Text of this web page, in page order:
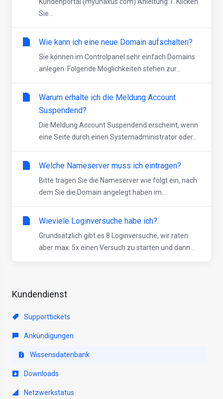
Kundendienst
Supporttickets
Ankündigungen
Wissensdatenbank
Downloads
Netzwerkstatus
Sie...
Wie kann ich eine neue Domain aufschalten?
Sie können im Controlpanel sehr einfach Domains
anlegen. Folgende Möglichkeiten stehen zur...
Warum erhalte ich die Meldung Account
Suspendend?
Die Meldung Account Suspendend erscheint, wenn
eine Seite durch einen Systemadministrator oder...
Welche Nameserver muss ich eintragen?
Bitte tragen Sie die Nameserver wie folgt ein, nach
dem Sie die Domain angelegt haben im...
Wieviele Loginversuche habe ich?
Grundsätzlich gibt es 8 Loginversuche, wir raten
aber max. 5x einen Versuch zu starten und dann...